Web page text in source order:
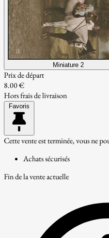
Miniature 2
Prix de départ
8.00 €
Hors frais de livraison
Favoris
Cette vente est terminée, vous ne
Achats sécurisés
Fin de la vente actuelle